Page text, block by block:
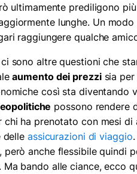
ultimamente prediligono
lunghe. Un
raggiungere qualche
sono altre questioni che
aumento dei prezzisia per
così sta diventando
possono rendere
chi ha prenotato con mesi
delle assicurazioni di viaggio
però anche flessibile quindi
bando alle ciance, ecco